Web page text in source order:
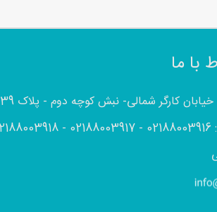
با ما
کارگر شمالی- نبش کوچه دوم - پلاک 1839
02188003916
-
02188003917
-